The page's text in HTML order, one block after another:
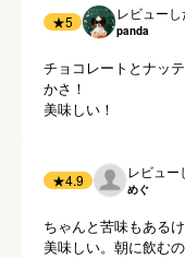
★5 レビュー
panda
チョコレートとナッ
かさ！
美味しい！
★4.9 レビュー
めぐ
ちゃんと苦味もある
美味しい。朝に飲む